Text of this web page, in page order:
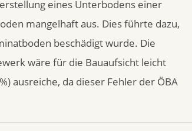
eines Unterbodens einer
mangelhaft aus. Dies führte dazu,
beschädigt wurde. Die
wäre für die Bauaufsicht leicht
ausreiche, da dieser Fehler der ÖBA